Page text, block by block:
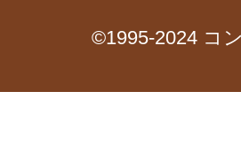
©1995-2024 コ